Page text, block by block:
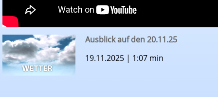
Ausblick auf den 20.11.25
19.11.2025 | 1:07 min